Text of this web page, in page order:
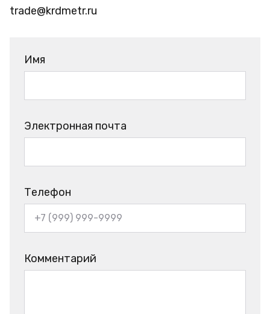
trade@krdmetr.ru
Имя
Электронная почта
Телефон
Комментарий